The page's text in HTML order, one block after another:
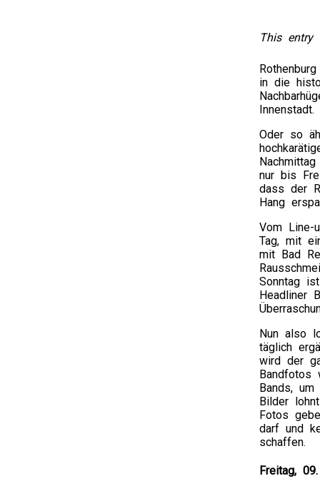
This entry
in die
Innenstadt.
Oder so
nur bis
dass der
Hang
Vom Line-
Tag, mit
mit Bad
Sonntag
Headliner
Nun also
täglich
wird der
Bandfotos
Bands,
Bilder
Fotos
darf und
schaffen.
Freitag,